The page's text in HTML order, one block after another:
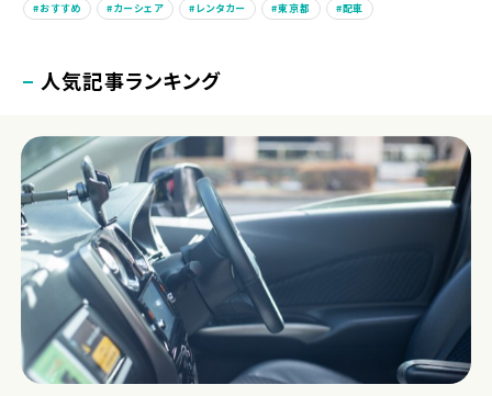
おすすめ カーシェア レンタカー 東京都 配車
人気記事ランキング